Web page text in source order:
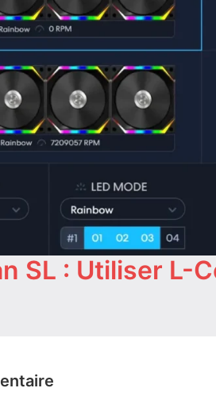
SL : Utiliser L-